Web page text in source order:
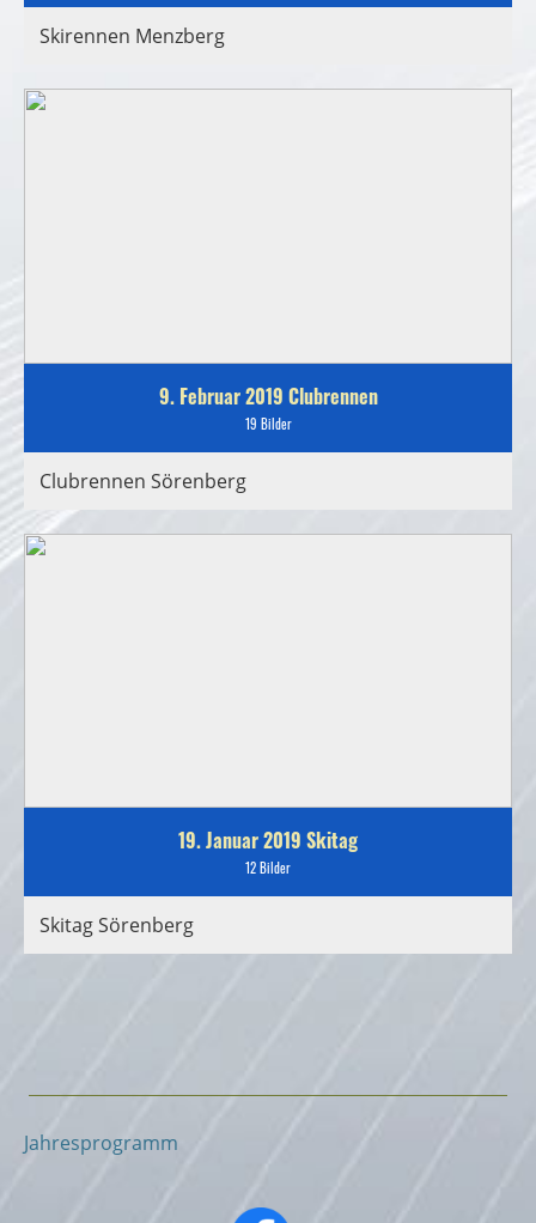
Skirennen Menzberg
9. Februar 2019 Clubrennen
19 Bilder
Clubrennen Sörenberg
19. Januar 2019 Skitag
12 Bilder
Skitag Sörenberg
Jahresprogramm